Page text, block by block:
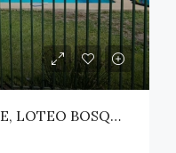
PARCELA SECTOR UNIHUE, LOTEO BOSQUES DEL VALLE – MAULE